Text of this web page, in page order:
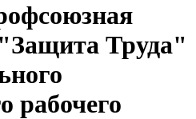
Труда"
рабочего